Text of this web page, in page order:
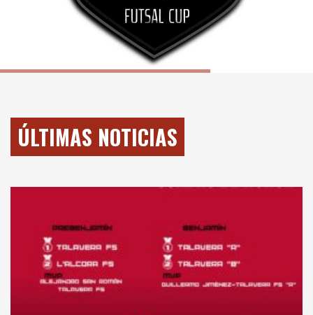
ÚLTIMAS NOTICIAS